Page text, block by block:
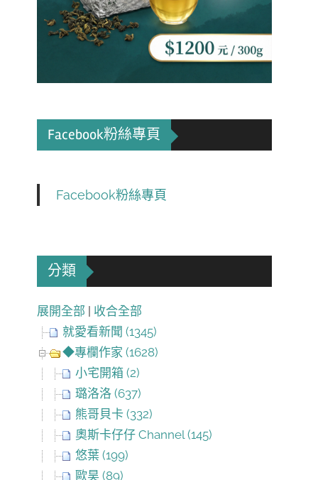
Facebook粉絲專頁
Facebook粉絲專頁
分類
展開全部 | 收合全部
就愛看新聞 (1345)
◆專欄作家 (1628)
小宅開箱 (2)
璐洛洛 (637)
熊哥貝卡 (332)
奧斯卡仔仔 Channel (145)
悠葉 (199)
歐昊 (89)